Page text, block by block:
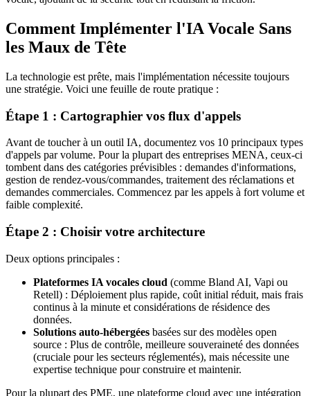
Comment Implémenter l'IA Vocale Sans
les Maux de Tête
La technologie est prête, mais l'implémentation nécessite toujours
une stratégie. Voici une feuille de route pratique :
Étape 1 : Cartographier vos flux d'appels
Avant de toucher à un outil IA, documentez vos 10 principaux types
d'appels par volume. Pour la plupart des entreprises MENA, ceux-ci
tombent dans des catégories prévisibles : demandes d'informations,
gestion de rendez-vous/commandes, traitement des réclamations et
demandes commerciales. Commencez par les appels à fort volume et
faible complexité.
Étape 2 : Choisir votre architecture
Deux options principales :
Plateformes IA vocales cloud (comme Bland AI, Vapi ou
Retell) : Déploiement plus rapide, coût initial réduit, mais frais
continus à la minute et considérations de résidence des
données.
Solutions auto-hébergées basées sur des modèles open
source : Plus de contrôle, meilleure souveraineté des données
(cruciale pour les secteurs réglementés), mais nécessite une
expertise technique pour construire et maintenir.
Pour la plupart des PME, une plateforme cloud avec une intégration